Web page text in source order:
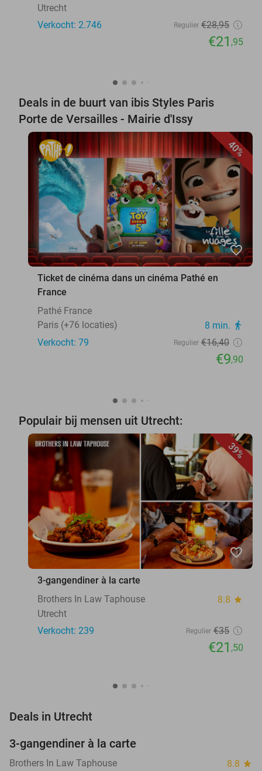
Utrecht
Verkocht: 2.746
Regulier €28,95
€21 ,95
Deals in de buurt van ibis Styles Paris
Porte de Versailles - Mairie d'Issy
40%
favorite_border
Ticket de cinéma dans un cinéma Pathé en
France
Pathé France
Paris (+76 locaties)
8 min. directions_walk
Verkocht: 79 Regulier €16,40
€9,90
Populair bij mensen uit Utrecht:
39%
favorite_border
3-gangendiner à la carte
Brothers In Law Taphouse
8.8 star
Utrecht
Verkocht: 239
Regulier €35
€21 ,50
Deals in Utrecht
3-gangendiner à la carte
Brothers In Law Taphouse 8.8 star